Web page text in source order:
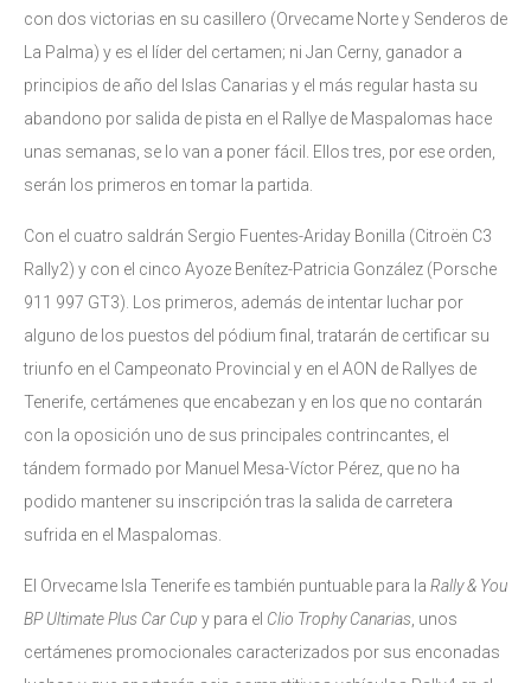
con dos victorias en su casillero (Orvecame Norte y Senderos de
La Palma) y es el líder del certamen; ni Jan Cerny, ganador a
principios de año del Islas Canarias y el más regular hasta su
abandono por salida de pista en el Rallye de Maspalomas hace
unas semanas, se lo van a poner fácil. Ellos tres, por ese orden,
serán los primeros en tomar la partida.
Con el cuatro saldrán Sergio Fuentes-Ariday Bonilla (Citroën C3
Rally2) y con el cinco Ayoze Benítez-Patricia González (Porsche
911 997 GT3). Los primeros, además de intentar luchar por
alguno de los puestos del pódium final, tratarán de certificar su
triunfo en el Campeonato Provincial y en el AON de Rallyes de
Tenerife, certámenes que encabezan y en los que no contarán
con la oposición uno de sus principales contrincantes, el
tándem formado por Manuel Mesa-Víctor Pérez, que no ha
podido mantener su inscripción tras la salida de carretera
sufrida en el Maspalomas.
El Orvecame Isla Tenerife es también puntuable para la Rally & You
BP Ultimate Plus Car Cup y para el Clio Trophy Canarias , unos
certámenes promocionales caracterizados por sus enconadas